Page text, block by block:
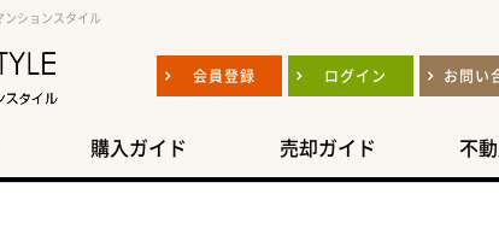
ションスタイル
会員登録 ログイン お問い
購入ガイド 売却ガイド 不